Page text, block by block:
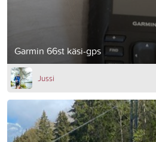
Garmin 66st käsi-gps
Jussi